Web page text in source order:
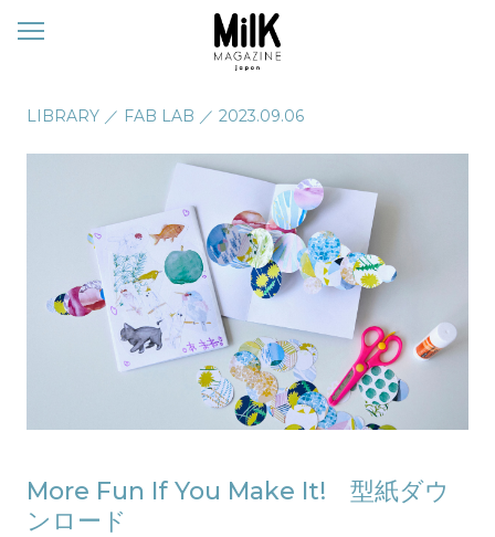
メ
LIBRARY ／ FAB LAB ／ 2023.09.06
More Fun If You Make It! 型紙ダウ
ンロード